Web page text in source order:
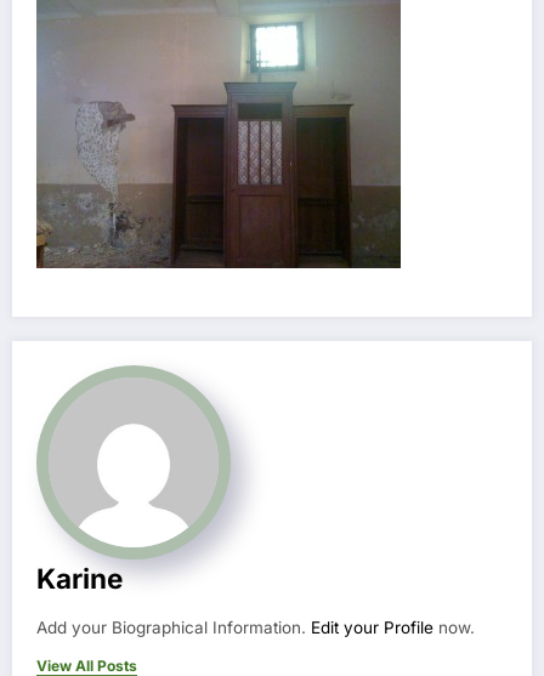
Karine
Add your Biographical Information. Edit your Profile now.
View All Posts